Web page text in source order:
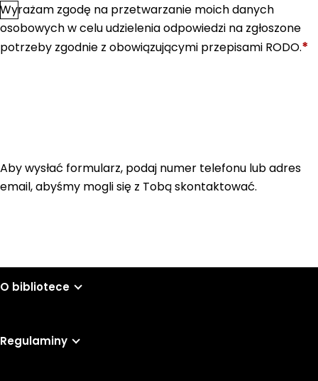
Zgoda*
Wyrażam zgodę na przetwarzanie moich danych
osobowych w celu udzielenia odpowiedzi na zgłoszone
potrzeby zgodnie z obowiązującymi przepisami RODO.*
Aby wysłać formularz, podaj numer telefonu lub adres
email, abyśmy mogli się z Tobą skontaktować.
O bibliotece
Regulaminy